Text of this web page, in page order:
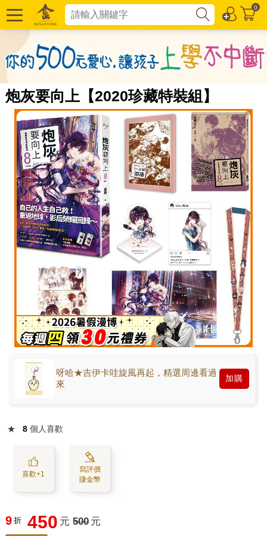
0
炮灰要向上【2020珍藏特裝組】
呀哈★吉伊卡哇旋風再起，精選周邊看過
來
加購
★ 8 個人喜歡
喜歡+1
寫評價
賺金幣
9 折 450 元 500 元